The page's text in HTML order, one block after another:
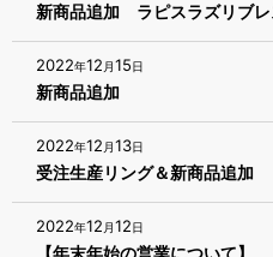
新商品追加 ラピスラズリブレ
2022年12 月15日
新商品追加
2022年12 月13日
受注生産リング＆新商品追加
2022年12 月12日
【年末年始の営業について】